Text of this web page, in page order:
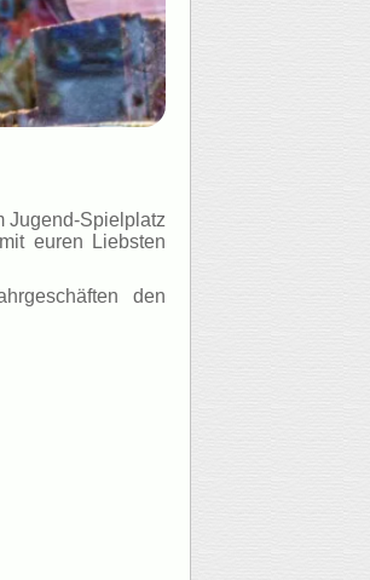
Jugend-Spielplatz
euren Liebsten
den